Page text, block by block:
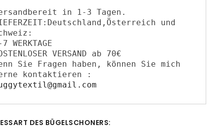
in 1-3 Tagen.
und
WERKTAGE
VERSAND ab 70€
Sie ​F​ragen haben​,​ können Sie mich
DES BÜGELSCHONERS: